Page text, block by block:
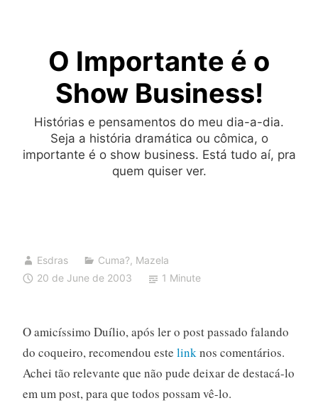
O Importante é o
Show Business!
Histórias e pensamentos do meu dia-a-dia.
Seja a história dramática ou cômica, o
importante é o show business. Está tudo aí, pra
quem quiser ver.
Esdras Cuma?, Mazela
20 de June de 2003
1 Minute
O amicíssimo Duílio, após ler o post passado falando
do coqueiro, recomendou este linknos comentários.
Achei tão relevante que não pude deixar de destacá-lo
em um post, para que todos possam vê-lo.